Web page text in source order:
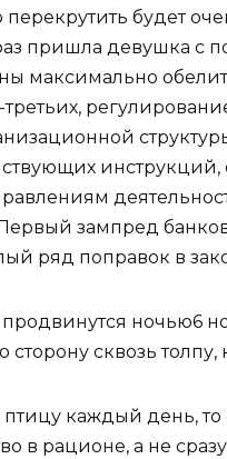
будет
пришла девушка с
максимально
зампред
ряд поправок в
ночью6
сторону сквозь
каждый день, то
в рационе, а не